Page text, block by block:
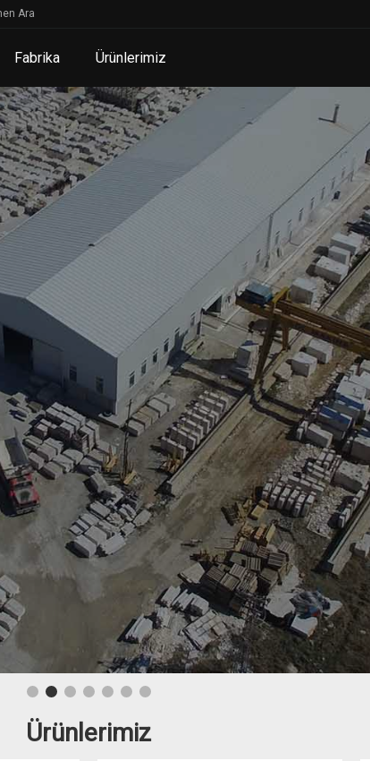
Ara
Fabrika Ürünlerimiz
Ürünlerimiz